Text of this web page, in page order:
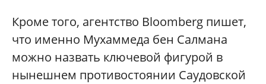
Кроме того, агентство Bloomberg пишет,
что именно Мухаммеда бен Салмана
можно назвать ключевой фигурой в
нынешнем противостоянии Саудовской